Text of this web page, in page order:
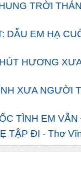
TRỜI
DẪU EM HẠ
HƯƠNG
XƯA NGƯỜI
TÌNH EM
TẬP ĐI - Thơ